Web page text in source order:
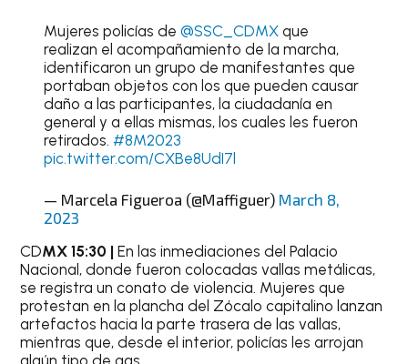
Mujeres policías de @SSC_CDMXque
realizan el acompañamiento de la marcha,
identificaron un grupo de manifestantes que
portaban objetos con los que pueden causar
daño a las participantes, la ciudadanía en
general y a ellas mismas, los cuales les fueron
retirados. #8M2023
pic.twitter.com/CXBe8UdI7l
— Marcela Figueroa (@Maffiguer) March 8,
2023
CDMX 15:30 | En las inmediaciones del Palacio
Nacional, donde fueron colocadas vallas metálicas,
se registra un conato de violencia. Mujeres que
protestan en la plancha del Zócalo capitalino lanzan
artefactos hacia la parte trasera de las vallas,
mientras que, desde el interior, policías les arrojan